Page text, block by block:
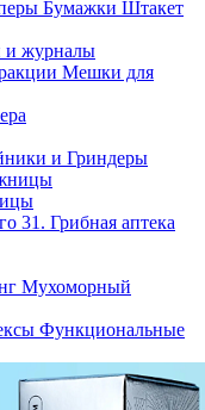
Бумажки Штакет
и журналы
Мешки для
и Гриндеры
31. Грибная аптека
Мухоморный
Функциональные